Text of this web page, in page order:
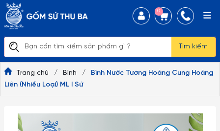
Tìm kiếm
0
Trang chủ / Bình /
Bình Nước Tương Hoàng Cung Hoàng
Liên (Nhiều Loại) ML I Sứ